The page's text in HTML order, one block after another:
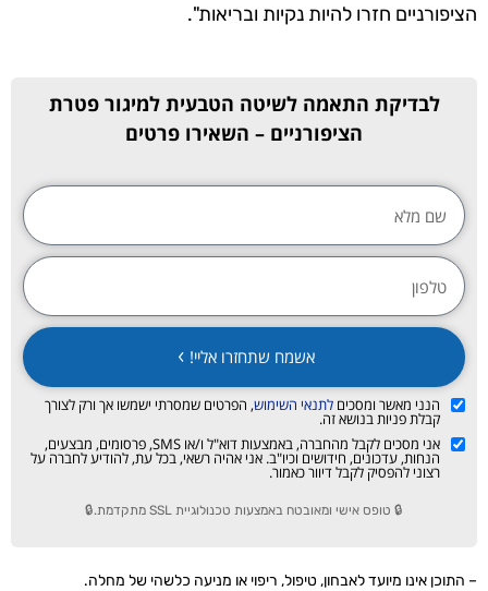
הציפורניים חזרו להיות נקיות ובריאות".
לבדיקת התאמה לשיטה הטבעית למיגור פטרת
הציפורניים – השאירו פרטים
הנני מאשר ומסכים לתנאי השימוש, הפרטים שמסרתי ישמשו אך ורק לצורך
קבלת פניות בנושא זה.
אני מסכים לקבל מהחברה, באמצעות דוא"ל ו/או SMS, פרסומים, מבצעים,
הנחות, עדכונים, חידושים וכיו"ב. אני אהיה רשאי, בכל עת, להודיע לחברה על
רצוני להפסיק לקבל דיוור כאמור.
אשמח שתחזרו אליי!
🔒 טופס אישי ומאובטח באמצעות טכנולוגיית SSL מתקדמת.🔒
– התוכן אינו מיועד לאבחון, טיפול, ריפוי או מניעה כלשהי של מחלה.